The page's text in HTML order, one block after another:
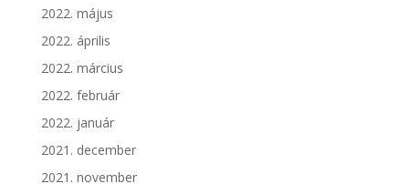
2022. május
2022. április
2022. március
2022. február
2022. január
2021. december
2021. november